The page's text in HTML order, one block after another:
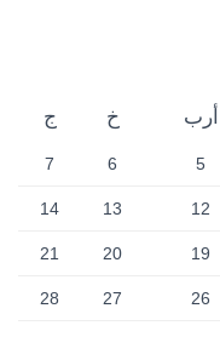
أرب خ ج
5
6
7
12
13
14
19
20
21
26
27
28